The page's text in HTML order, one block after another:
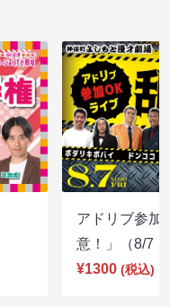
アドリブ参加
意！」（8/7
¥1300 (税込)